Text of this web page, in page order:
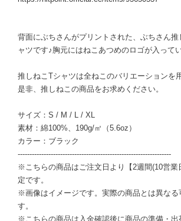
背面にぶちさんがプリントされた、ぶちさん
ャツです♪胸元にはねこあつめのロゴが入ってい
推しねこTシャツは全ねこのバリエーションを
是非、推しねこの商品をお求めください。
サイズ：S / M / L / XL
素材：綿100%、190g/㎡（5.6oz）
カラー：ブラック
-----------------------------------------------------------------
※こちらの商品はご注文日より【2週間(10営業
定です。
※画像はイメージです。実際の商品とは異なる
す。
※こちらの商品は入金確認後に商品の準備・出